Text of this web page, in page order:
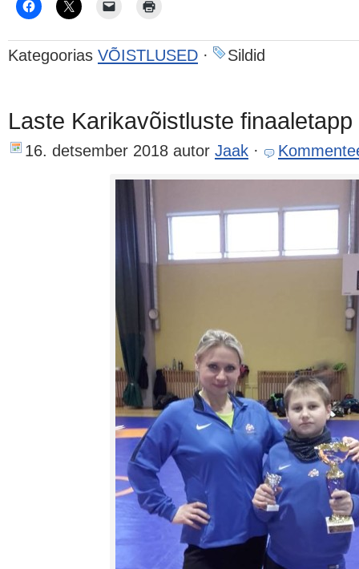
Kategoorias VÕISTLUSED · Sildid
Laste Karikavõistluste finaaletapp
16. detsember 2018 autor Jaak ·